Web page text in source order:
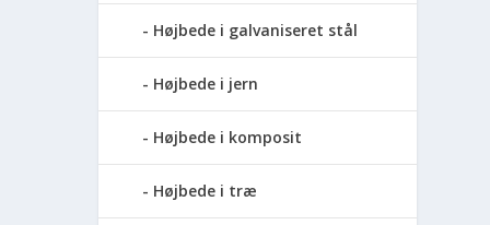
Højbede i galvaniseret stål
Højbede i jern
Højbede i komposit
Højbede i træ